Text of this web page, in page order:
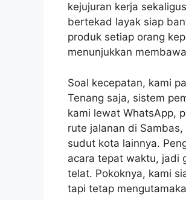
kejujuran kerja
bertekad layak siap
produk setiap orang
menunjukkan
Soal kecepatan, kami
Tenang saja, sistem
kami lewat WhatsApp,
rute jalanan di
sudut kota lainnya.
acara tepat waktu, jadi
telat. Pokoknya, kami
tapi tetap